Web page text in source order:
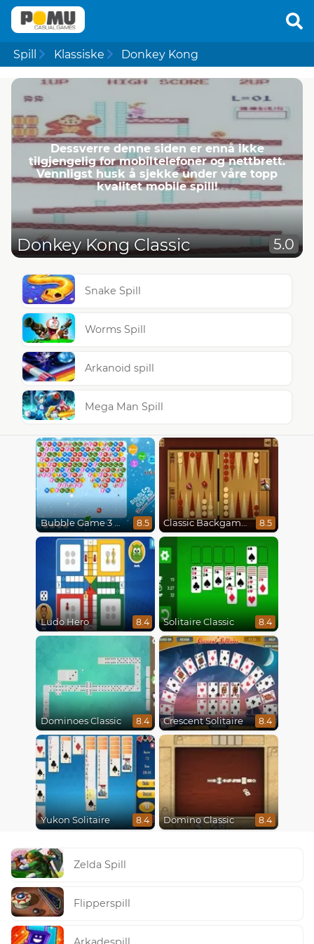
Spill Klassiske Donkey Kong
Dessverre denne siden er ennå ikke
tilgjengelig for mobiltelefoner og nettbrett.
Vennligst husk å sjekke under våre topp
kvalitet mobile spill!
Donkey Kong Classic 5.0
Snake Spill
Worms Spill
Arkanoid spill
Mega Man Spill
Bubble Game 3 Christmas 8.5 Classic Backgammon 8.5
Ludo Hero 8.4 Solitaire Classic 8.4
Dominoes Classic 8.4 Crescent Solitaire 8.4
Yukon Solitaire 8.4 Domino Classic 8.4
Zelda Spill
Flipperspill